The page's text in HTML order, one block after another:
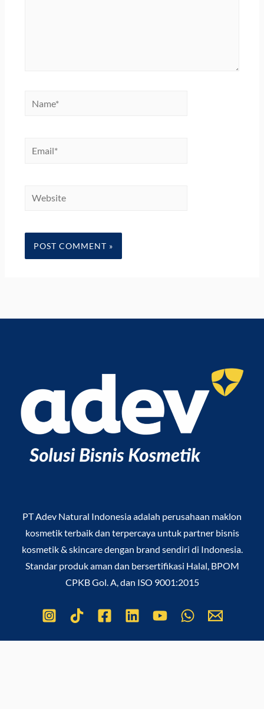
Name*
Email*
Website
PT Adev Natural Indonesiaadalah perusahaan maklon
kosmetik terbaik dan terpercaya untuk partner bisnis
kosmetik & skincare dengan brand sendiri di Indonesia.
Standar produk aman dan bersertifikasi Halal, BPOM
CPKB Gol. A, dan ISO 9001:2015